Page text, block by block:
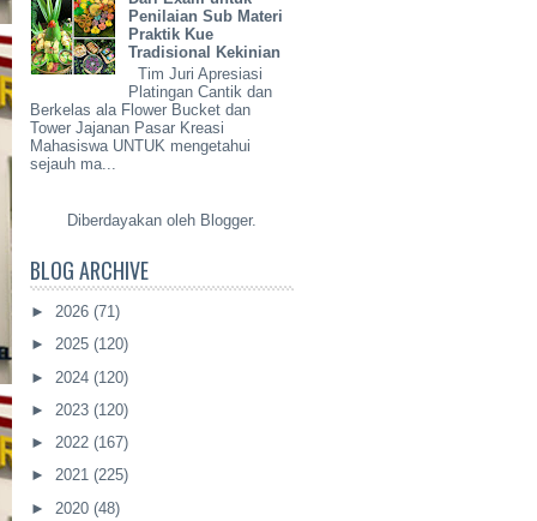
Penilaian Sub Materi
Praktik Kue
Tradisional Kekinian
Tim Juri Apresiasi
Platingan Cantik dan
Berkelas ala Flower Bucket dan
Tower Jajanan Pasar Kreasi
Mahasiswa UNTUK mengetahui
sejauh ma...
Diberdayakan oleh Blogger.
BLOG ARCHIVE
► 2026 (71)
► 2025 (120)
► 2024 (120)
► 2023 (120)
► 2022 (167)
► 2021 (225)
► 2020 (48)